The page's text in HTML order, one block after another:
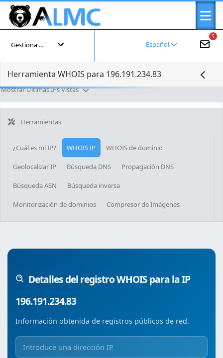
5
Español
Gestiona tu cuenta
Herramienta WHOIS para 196.191.234.83
Mostrar Últimas IPs Vistas
Herramientas
¿Cuál es mi IP? WHOIS IP WHOIS de dominio
Geolocalizar IP Búsqueda DNS Propagación DNS
Búsqueda ASN Búsqueda inversa
Monitorización de dominios Compresor de Imágenes
Detalles del registro WHOIS para la IP
196.191.234.83
Información obtenida de registros públicos de red.